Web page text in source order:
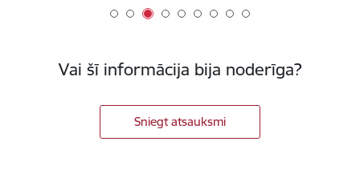
Vai šī informācija bija noderīga?
Sniegt atsauksmi